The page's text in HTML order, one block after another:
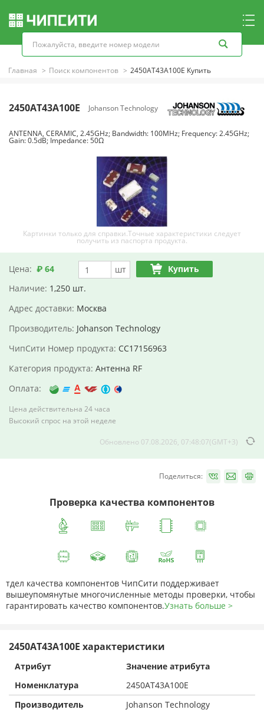
Главная Поиск компонентов 2450AT43A100E Купить
2450AT43A100E Johanson Technology
ANTENNA, CERAMIC, 2.45GHz; Bandwidth: 100MHz; Frequency: 2.45GHz;
Gain: 0.5dB; Impedance: 50Ω
Картинки только для справки.Точные характеристики следует
получить из паспорта продукта.
Цена: ₽ 64 шт
Купить
Наличие: 1,250 шт.
Адрес доставки: Москва
Производитель: Johanson Technology
ЧипСити Номер продукта: CC17156963
Категория продукта: Антенна RF
Оплата:
Цена действительна 24 часа
Высокий спрос на этой неделе
Обновлено 07.08.2026, 07:48:07(GMT+3)
Поделиться:
Проверка качества компонентов
тдел качества компонентов ЧипСити поддерживает
вышеупомянутые многочисленные методы проверки, чтобы
гарантировать качество компонентов.Узнать больше >
2450AT43A100E характеристики
Атрибут
Значение атрибута
Номенклатура
2450AT43A100E
Производитель
Johanson Technology